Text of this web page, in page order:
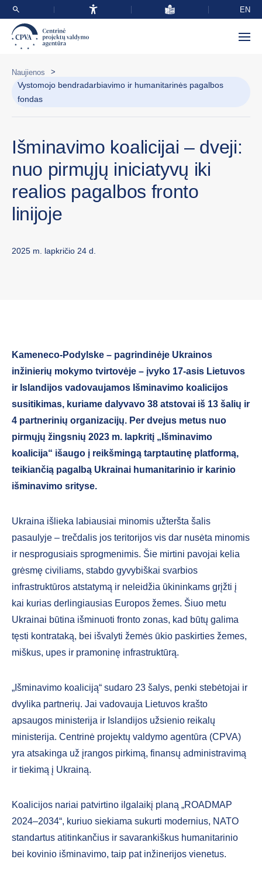
EN
Naujienos >
Vystomojo bendradarbiavimo ir humanitarinės pagalbos
fondas
Išminavimo koalicijai – dveji:
nuo pirmųjų iniciatyvų iki
realios pagalbos fronto
linijoje
2025 m. lapkričio 24 d.
Kameneco-Podylske – pagrindinėje Ukrainos
inžinierių mokymo tvirtovėje – įvyko 17-asis Lietuvos
ir Islandijos vadovaujamos Išminavimo koalicijos
susitikimas, kuriame dalyvavo 38 atstovai iš 13 šalių ir
4 partnerinių organizacijų. Per dvejus metus nuo
pirmųjų žingsnių 2023 m. lapkritį „Išminavimo
koalicija“ išaugo į reikšmingą tarptautinę platformą,
teikiančią pagalbą Ukrainai humanitarinio ir karinio
išminavimo srityse.
Ukraina išlieka labiausiai minomis užteršta šalis
pasaulyje – trečdalis jos teritorijos vis dar nusėta minomis
ir nesprogusiais sprogmenimis. Šie mirtini pavojai kelia
grėsmę civiliams, stabdo gyvybiškai svarbios
infrastruktūros atstatymą ir neleidžia ūkininkams grįžti į
kai kurias derlingiausias Europos žemes. Šiuo metu
Ukrainai būtina išminuoti fronto zonas, kad būtų galima
tęsti kontrataką, bei išvalyti žemės ūkio paskirties žemes,
miškus, upes ir pramoninę infrastruktūrą.
„Išminavimo koaliciją“ sudaro 23 šalys, penki stebėtojai ir
dvylika partnerių. Jai vadovauja Lietuvos krašto
apsaugos ministerija ir Islandijos užsienio reikalų
ministerija. Centrinė projektų valdymo agentūra (CPVA)
yra atsakinga už įrangos pirkimą, finansų administravimą
ir tiekimą į Ukrainą.
Koalicijos nariai patvirtino ilgalaikį planą „ROADMAP
2024–2034“, kuriuo siekiama sukurti modernius, NATO
standartus atitinkančius ir savarankiškus humanitarinio
bei kovinio išminavimo, taip pat inžinerijos vienetus.